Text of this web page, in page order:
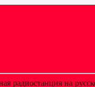
радиостанция на